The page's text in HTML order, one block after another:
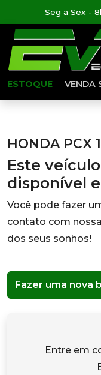
Seg a Sex -
ESTOQUE VENDA
HONDA PCX
Este
disponível
Você pode fazer
contato com
dos seus sonhos!
Fazer uma nova
Entre em